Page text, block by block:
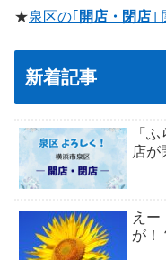
★泉区の｢ 開店・閉店 ｣
新着記事
「
店が
えー
が！